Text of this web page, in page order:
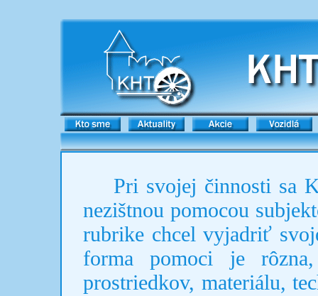
Pri svojej činnosti sa
nezištnou pomocou
rubrike chcel vyjadriť
forma pomoci je
prostriedkov, materiálu,